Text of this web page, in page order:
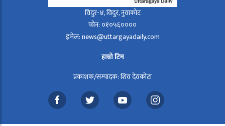
विदुर-४, विदुर, नुवाकोट
फोन: ०१०५६००००
इमेल: news@uttargayadaily.com
हाम्रो टिम
प्रकाशक/सम्पादक: शिव देवकोटा